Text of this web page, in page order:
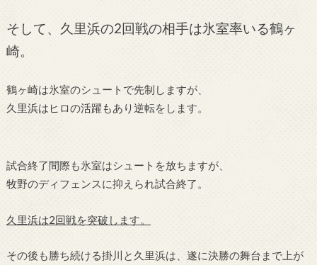
そして、久里浜の2回戦の相手は氷室率いる鶴ヶ
崎。
鶴ヶ崎は氷室のシュートで先制しますが、
久里浜はヒロの活躍もあり逆転をします。
試合終了間際も氷室はシュートを放ちますが、
牧野のディフェンスに抑えられ試合終了。
久里浜は2回戦を突破します。
その後も勝ち続ける掛川と久里浜は、遂に決勝の舞台まで上が